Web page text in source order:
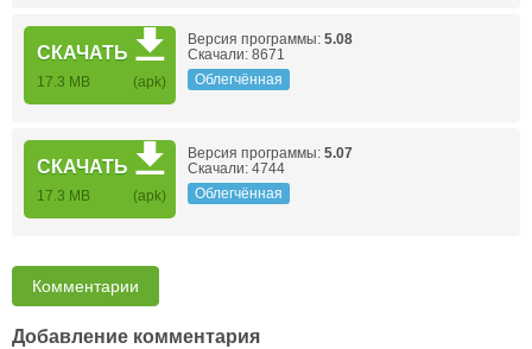
СКАЧАТЬ
17.3 MB (apk)
Версия программы: 5.08
Скачали: 8671
Облегчённая
СКАЧАТЬ
17.3 MB (apk)
Версия программы: 5.07
Скачали: 4744
Облегчённая
Комментарии
Добавление комментария